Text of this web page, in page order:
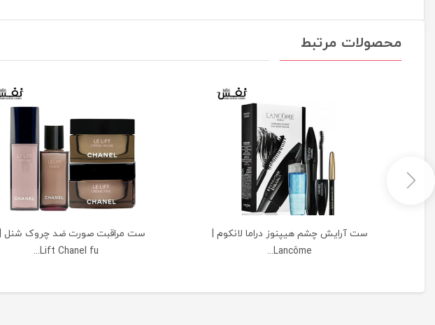
محصولات مرتبط
ست آرایش چشم هیپنوز دراما لانکوم |
Lancôme...
Lift Chanel fu...